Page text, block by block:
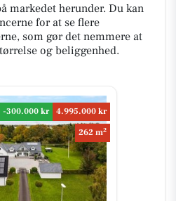
markedet herunder. Du kan
for at se flere
som gør det nemmere at
og beliggenhed.
-300.000 kr
4.995.000 kr
262 m2